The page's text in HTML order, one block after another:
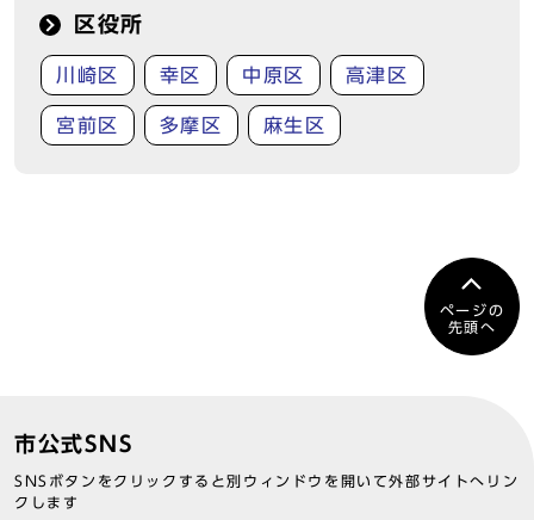
区役所
川崎区 幸区 中原区 高津区
宮前区 多摩区 麻生区
ページの
先頭へ
市公式SNS
SNSボタンをクリックすると別ウィンドウを開いて外部サイトへリン
クします